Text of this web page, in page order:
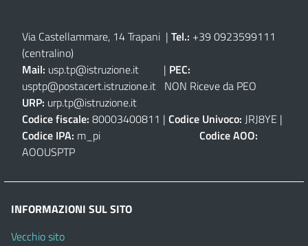
Via Castellammare, 14 Trapani | Tel.: +39 0923599111
(centralino)
Mail: usp.tp@istruzione.it | PEC:
usptp@postacert.istruzione.it NON Riceve da PEO
URP: urp.tp@istruzione.it
Codice fiscale: 80003400811 | Codice Univoco: JRJ8YE |
Codice IPA: m_pi Codice AOO:
AOOUSPTP
INFORMAZIONI SUL SITO
Vecchio sito